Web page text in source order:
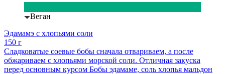
Веган
Эдамамэ с хлопьями соли
150 г
Сладковатые соевые бобы сначала отвариваем, а после
обжариваем с хлопьями морской соли. Отличная закуска
перед основным курсом Бобы эдамаме, соль хлопья мальдон